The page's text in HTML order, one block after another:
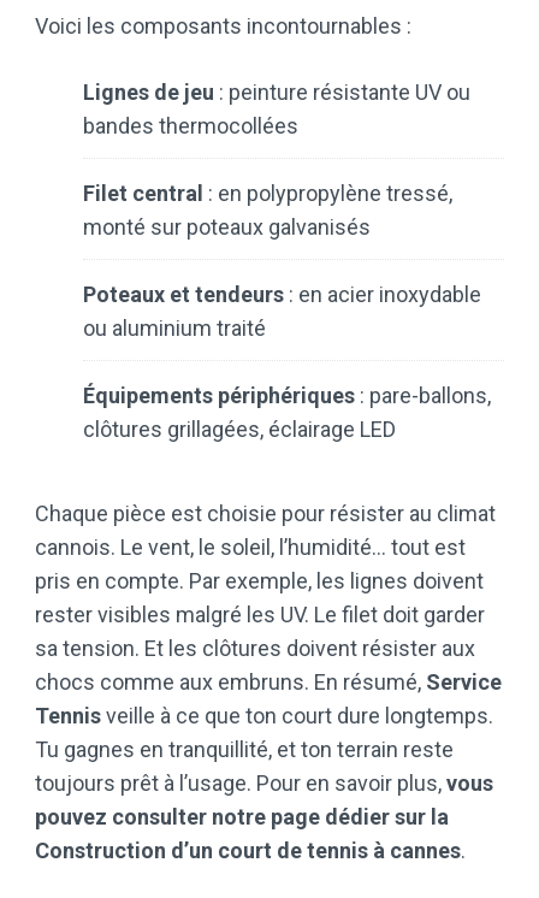
Voici les composants incontournables :
Lignes de jeu : peinture résistante UV ou
bandes thermocollées
Filet central : en polypropylène tressé,
monté sur poteaux galvanisés
Poteaux et tendeurs : en acier inoxydable
ou aluminium traité
Équipements périphériques : pare-ballons,
clôtures grillagées, éclairage LED
Chaque pièce est choisie pour résister au climat
cannois. Le vent, le soleil, l’humidité… tout est
pris en compte. Par exemple, les lignes doivent
rester visibles malgré les UV. Le filet doit garder
sa tension. Et les clôtures doivent résister aux
chocs comme aux embruns. En résumé, Service
Tennisveille à ce que ton court dure longtemps.
Tu gagnes en tranquillité, et ton terrain reste
toujours prêt à l’usage. Pour en savoir plus,vous
pouvez consulter notre page dédier sur la
Construction d’un court de tennis à cannes.